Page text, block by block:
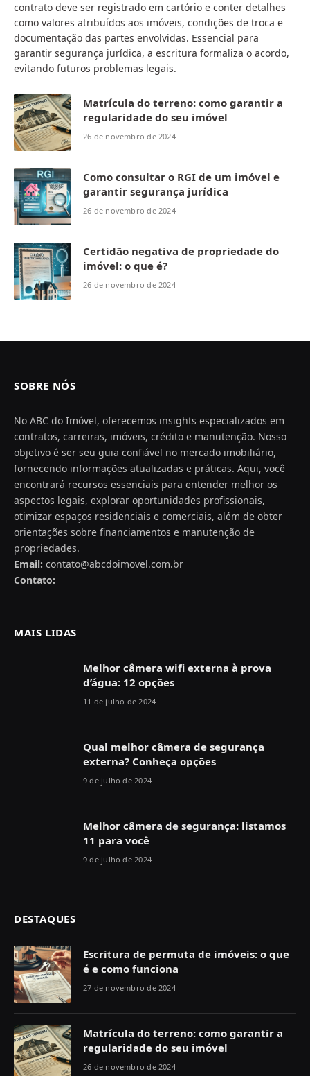
contrato deve ser registrado em cartório e conter detalhes
como valores atribuídos aos imóveis, condições de troca e
documentação das partes envolvidas. Essencial para
garantir segurança jurídica, a escritura formaliza o acordo,
evitando futuros problemas legais.
Matrícula do terreno: como garantir a
regularidade do seu imóvel
26 de novembro de 2024
Como consultar o RGI de um imóvel e
garantir segurança jurídica
26 de novembro de 2024
Certidão negativa de propriedade do
imóvel: o que é?
26 de novembro de 2024
SOBRE NÓS
No ABC do Imóvel, oferecemos insights especializados em
contratos, carreiras, imóveis, crédito e manutenção. Nosso
objetivo é ser seu guia confiável no mercado imobiliário,
fornecendo informações atualizadas e práticas. Aqui, você
encontrará recursos essenciais para entender melhor os
aspectos legais, explorar oportunidades profissionais,
otimizar espaços residenciais e comerciais, além de obter
orientações sobre financiamentos e manutenção de
propriedades.
Email: contato@abcdoimovel.com.br
Contato:
MAIS LIDAS
Melhor câmera wifi externa à prova
d’água: 12 opções
11 de julho de 2024
Qual melhor câmera de segurança
externa? Conheça opções
9 de julho de 2024
Melhor câmera de segurança: listamos
11 para você
9 de julho de 2024
DESTAQUES
Escritura de permuta de imóveis: o que
é e como funciona
27 de novembro de 2024
Matrícula do terreno: como garantir a
regularidade do seu imóvel
26 de novembro de 2024